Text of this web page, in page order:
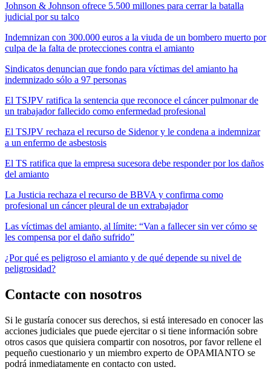
Johnson & Johnson ofrece 5.500 millones para cerrar la batalla
judicial por su talco
Indemnizan con 300.000 euros a la viuda de un bombero muerto por
culpa de la falta de protecciones contra el amianto
Sindicatos denuncian que fondo para víctimas del amianto ha
indemnizado sólo a 97 personas
El TSJPV ratifica la sentencia que reconoce el cáncer pulmonar de
un trabajador fallecido como enfermedad profesional
El TSJPV rechaza el recurso de Sidenor y le condena a indemnizar
a un enfermo de asbestosis
El TS ratifica que la empresa sucesora debe responder por los daños
del amianto
La Justicia rechaza el recurso de BBVA y confirma como
profesional un cáncer pleural de un extrabajador
Las víctimas del amianto, al límite: “Van a fallecer sin ver cómo se
les compensa por el daño sufrido”
¿Por qué es peligroso el amianto y de qué depende su nivel de
peligrosidad?
Contacte con nosotros
Si le gustaría conocer sus derechos, si está interesado en conocer las
acciones judiciales que puede ejercitar o si tiene información sobre
otros casos que quisiera compartir con nosotros, por favor rellene el
pequeño cuestionario y un miembro experto de OPAMIANTO se
podrá inmediatamente en contacto con usted.